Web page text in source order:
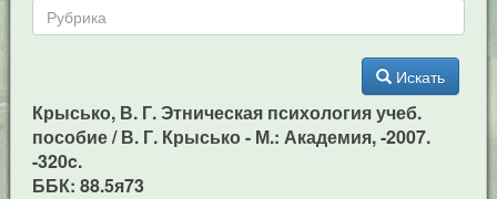
Искать
Крысько, В. Г. Этническая психология учеб.
пособие / В. Г. Крысько - М.: Академия, -2007.
-320c.
ББК: 88.5я73